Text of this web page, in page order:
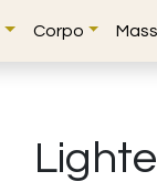
Corpo